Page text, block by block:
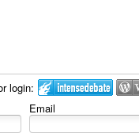
login:
Email